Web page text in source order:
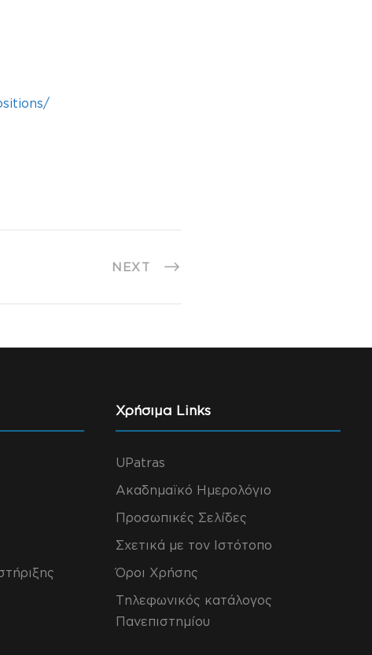
NEXT
Χρήσιμα Links
UPatras
Ακαδημαϊκό Ημερολόγιο
Προσωπικές Σελίδες
Σχετικά με τον Ιστότοπο
Όροι Χρήσης
Τηλεφωνικός κατάλογος
Πανεπιστημίου